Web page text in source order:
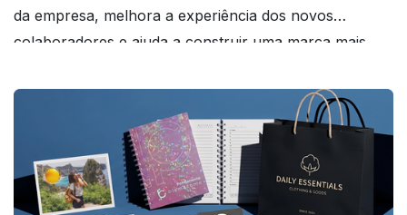
da empresa, melhora a experiência dos novos
colaboradores e ajuda a construir uma marca mais